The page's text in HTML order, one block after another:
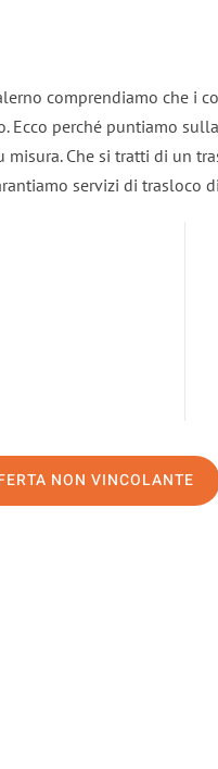
comprendiamo che i
Ecco perché puntiamo sulla
Che si tratti di un
servizi di trasloco
NON VINCOLANTE